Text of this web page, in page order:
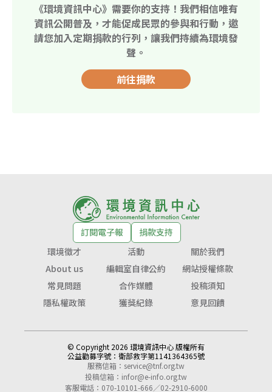
《環境資訊中心》需要你的支持！我們相信唯有
資訊公開普及，才能促成民眾的參與和行動，邀
請您加入定期捐款的行列，讓我們持續為環境發
聲。
前往捐款
訂閱電子報
捐款支持
環境徵才
活動
關於我們
About us
編輯室自律公約
網站授權條款
常見問題
合作媒體
投稿須知
隱私權政策
獲獎紀錄 意見回饋
© Copyright 2026 環境資訊中心 版權所有
公益勸募字號： 衛部救字第1141364365號
服務信箱： service@tnf.org.tw
投稿信箱： infor@e-info.org.tw
客服電話：070-10101-666／02-2910-6000